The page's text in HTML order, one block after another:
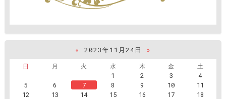
« 2023年11月24日
»
日
月 火 水 木 金
土
1
2 3
4
5
6 7 8 9 10
11
12
13 14 15 16 17
18